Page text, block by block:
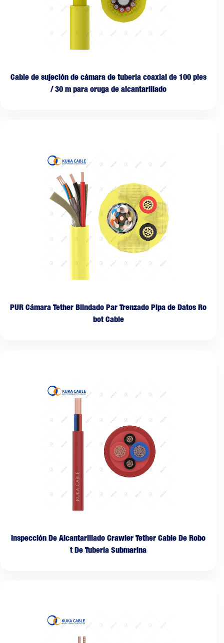
Cable de sujeción de cámara de tubería coaxial de 100 pies
/ 30 m para oruga de alcantarillado
PUR Cámara Tether Blindado Par Trenzado Pipa de Datos Ro
bot Cable
Inspección De Alcantarillado Crawler Tether Cable De Robo
t De Tubería Submarina